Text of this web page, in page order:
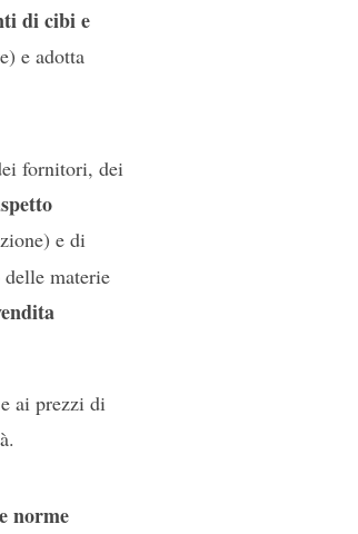
di cibi e
e adotta
fornitori, dei
e di
materie
ai prezzi di
norme